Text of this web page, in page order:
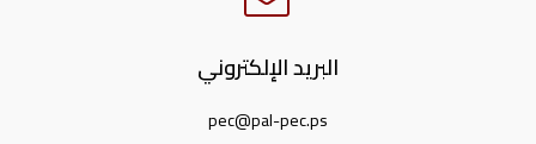
البريد الإلكتروني
pec@pal-pec.ps